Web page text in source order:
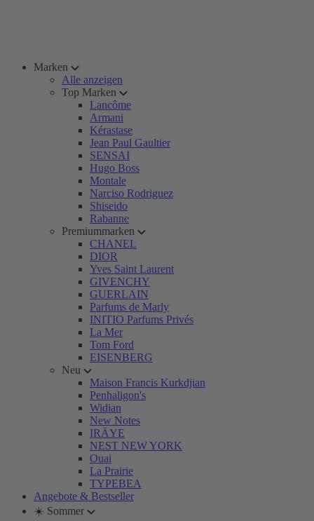
Marken
Alle anzeigen
Top Marken
Lancôme
Armani
Kérastase
Jean Paul Gaultier
SENSAI
Hugo Boss
Montale
Narciso Rodriguez
Shiseido
Rabanne
Premiummarken
CHANEL
DIOR
Yves Saint Laurent
GIVENCHY
GUERLAIN
Parfums de Marly
INITIO Parfums Privés
La Mer
Tom Ford
EISENBERG
Neu
Maison Francis Kurkdjian
Penhaligon's
Widian
New Notes
IRÄYE
NEST NEW YORK
Ouai
La Prairie
TYPEBEA
Angebote & Bestseller
☀️ Sommer